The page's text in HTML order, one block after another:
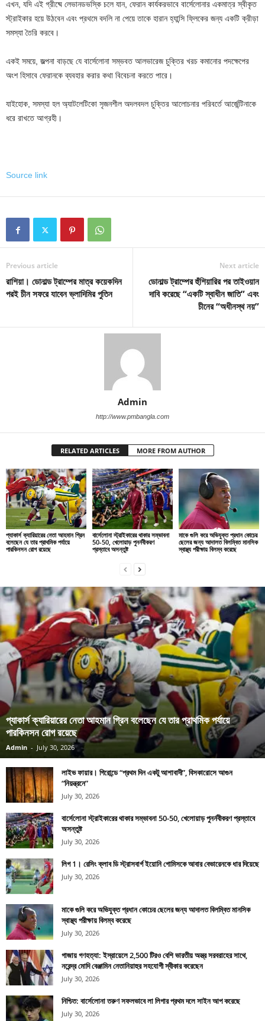
এখন, যদি এই গ্রীষ্মে লেভানডভস্কি চলে যান, ফেরান কার্যকরভাবে বার্সেলোনার একমাত্র স্বীকৃত
স্ট্রাইকার হয়ে উঠবেন এবং প্রথমে বদলি না পেয়ে তাকে হারান হ্যান্সি ফ্লিকের জন্য একটি ক্রীড়া
সমস্যা তৈরি করবে।
একই সময়ে, জল্পনা বাড়ছে যে বার্সেলোনা সম্ভবত আলভারেজ চুক্তির খরচ কমানোর পদক্ষেপের
অংশ হিসাবে ফেরানকে ব্যবহার করার কথা বিবেচনা করতে পারে।
যাইহোক, সমস্যা হল অ্যাটলেটিকো সৃজনশীল অদলবদল চুক্তির আলোচনার পরিবর্তে আর্জেন্টিনাকে
ধরে রাখতে আগ্রহী।
Source link
Previous article
রাশিয়া। ডোনাল্ড ট্রাম্পের মাত্র কয়েকদিন
পরই চীন সফরে যাবেন ভ্লাদিমির পুতিন
Next article
ডোনাল্ড ট্রাম্পের হুঁশিয়ারির পর তাইওয়ান
দাবি করেছে “একটি স্বাধীন জাতি” এবং
চীনের “অধীনস্থ নয়”
Admin
http://www.pmbangla.com
RELATED ARTICLES MORE FROM AUTHOR
প্যাকার্স ক্যারিয়ারের নেতা আহমান গ্রিন
বলেছেন যে তার প্রাথমিক পর্যায়ে
পারকিনসন রোগ রয়েছে
বার্সেলোনা স্ট্রাইকারের থাকার সম্ভাবনা
50-50, খেলোয়াড় পুনর্নবীকরণ
প্রস্তাবে অসন্তুষ্ট
মাকে গুলি করে অভিযুক্ত প্রধান কোচের
ছেলের জন্য আদালত বিলম্বিত মানসিক
স্বাস্থ্য পরীক্ষায় বিলম্ব করেছে
প্যাকার্স ক্যারিয়ারের নেতা আহমান গ্রিন বলেছেন যে তার প্রাথমিক পর্যায়ে
পারকিনসন রোগ রয়েছে
Admin - July 30, 2026
লাইভ ফায়ার। গিরোন্ডে “প্রথম দিন একটু আশাবাদী”, বিসকারোসে আগুন
“নিয়ন্ত্রনে”
July 30, 2026
বার্সেলোনা স্ট্রাইকারের থাকার সম্ভাবনা 50-50, খেলোয়াড় পুনর্নবীকরণ প্রস্তাবে
অসন্তুষ্ট
July 30, 2026
লিগ 1। রেসিং ক্লাব ডি স্ট্রাসবার্গ ইয়োনি গোমিসকে আবার বেভারেনকে ধার দিয়েছে
July 30, 2026
মাকে গুলি করে অভিযুক্ত প্রধান কোচের ছেলের জন্য আদালত বিলম্বিত মানসিক
স্বাস্থ্য পরীক্ষায় বিলম্ব করেছে
July 30, 2026
গাজায় গণহত্যা: ইস্রায়েলে 2,500 টিরও বেশি ভারতীয় অস্ত্র সরবরাহের সাথে,
নরেন্দ্র মোদি বেঞ্জামিন নেতানিয়াহুর সহযোগী স্বীকার করেছেন
July 30, 2026
নিশ্চিত: বার্সেলোনা তরুণ সফলভাবে লা লিগার প্রথম দলে সাইন আপ করেছে
July 30, 2026